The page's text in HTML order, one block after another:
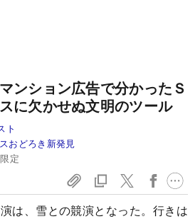
ンション広告で分かったＳ
に欠かせぬ文明のツール
ト
おどろき新発見
定
は、雪との競演となった。行きは